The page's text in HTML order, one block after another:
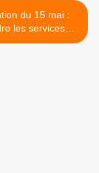
du 15 mai :
les services
c'est défendre